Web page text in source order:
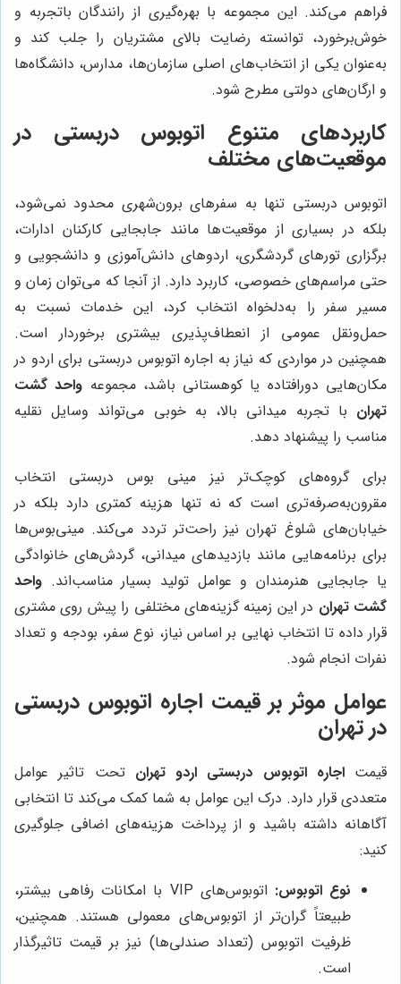
فراهم می‌کند. این مجموعه با بهره‌گیری از رانندگان باتجربه و
خوش‌برخورد، توانسته رضایت بالای مشتریان را جلب کند و
به‌عنوان یکی از انتخاب‌های اصلی سازمان‌ها، مدارس، دانشگاه‌ها
و ارگان‌های دولتی مطرح شود.
کاربردهای متنوع اتوبوس دربستی در
موقعیت‌های مختلف
اتوبوس دربستی تنها به سفرهای برون‌شهری محدود نمی‌شود،
بلکه در بسیاری از موقعیت‌ها مانند جابجایی کارکنان ادارات،
برگزاری تورهای گردشگری، اردوهای دانش‌آموزی و دانشجویی و
حتی مراسم‌های خصوصی، کاربرد دارد. از آنجا که می‌توان زمان و
مسیر سفر را به‌دلخواه انتخاب کرد، این خدمات نسبت به
حمل‌ونقل عمومی از انعطاف‌پذیری بیشتری برخوردار است.
همچنین در مواردی که نیاز به اجاره اتوبوس دربستی برای اردو در
مکان‌هایی دورافتاده یا کوهستانی باشد، مجموعه واحد گشت
تهران با تجربه میدانی بالا، به خوبی می‌تواند وسایل نقلیه
مناسب را پیشنهاد دهد.
برای گروه‌های کوچک‌تر نیز مینی بوس دربستی انتخاب
مقرون‌به‌صرفه‌تری است که نه تنها هزینه کمتری دارد بلکه در
خیابان‌های شلوغ تهران نیز راحت‌تر تردد می‌کند. مینی‌بوس‌ها
برای برنامه‌هایی مانند بازدیدهای میدانی، گردش‌های خانوادگی
یا جابجایی هنرمندان و عوامل تولید بسیار مناسب‌اند. واحد
گشت تهران در این زمینه گزینه‌های مختلفی را پیش روی مشتری
قرار داده تا انتخاب نهایی بر اساس نیاز، نوع سفر، بودجه و تعداد
نفرات انجام شود.
عوامل موثر بر قیمت اجاره اتوبوس دربستی
در تهران
قیمتاجاره اتوبوس دربستی اردو تهران تحت تاثیر عوامل
متعددی قرار دارد. درک این عوامل به شما کمک می‌کند تا انتخابی
آگاهانه داشته باشید و از پرداخت هزینه‌های اضافی جلوگیری
کنید:
نوع اتوبوس:
اتوبوس‌های VIP با امکانات رفاهی بیشتر،
طبیعتاً گران‌تر از اتوبوس‌های معمولی هستند. همچنین،
ظرفیت اتوبوس (تعداد صندلی‌ها) نیز بر قیمت تاثیرگذار
است.